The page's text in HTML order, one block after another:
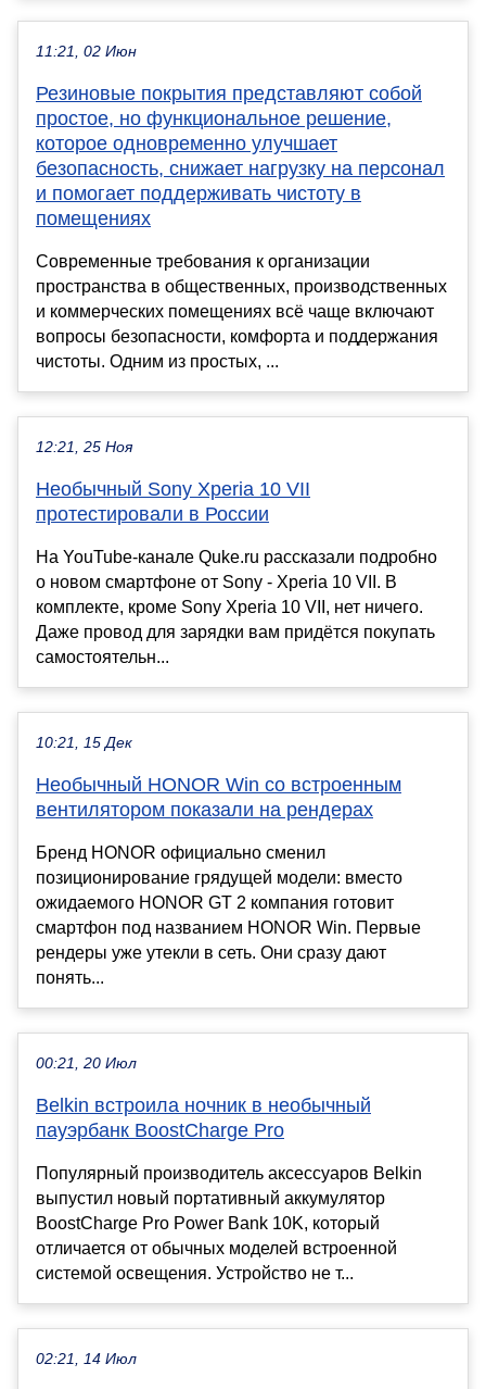
11:21, 02 Июн
Резиновые покрытия представляют собой
простое, но функциональное решение,
которое одновременно улучшает
безопасность, снижает нагрузку на персонал
и помогает поддерживать чистоту в
помещениях
Современные требования к организации
пространства в общественных, производственных
и коммерческих помещениях всё чаще включают
вопросы безопасности, комфорта и поддержания
чистоты. Одним из простых, ...
12:21, 25 Ноя
Необычный Sony Xperia 10 VII
протестировали в России
На YouTube-канале Quke.ru рассказали подробно
о новом смартфоне от Sony - Xperia 10 VII. В
комплекте, кроме Sony Xperia 10 VII, нет ничего.
Даже провод для зарядки вам придётся покупать
самостоятельн...
10:21, 15 Дек
Необычный HONOR Win со встроенным
вентилятором показали на рендерах
Бренд HONOR официально сменил
позиционирование грядущей модели: вместо
ожидаемого HONOR GT 2 компания готовит
смартфон под названием HONOR Win. Первые
рендеры уже утекли в сеть. Они сразу дают
понять...
00:21, 20 Июл
Belkin встроила ночник в необычный
пауэрбанк BoostCharge Pro
Популярный производитель аксессуаров Belkin
выпустил новый портативный аккумулятор
BoostCharge Pro Power Bank 10K, который
отличается от обычных моделей встроенной
системой освещения. Устройство не т...
02:21, 14 Июл